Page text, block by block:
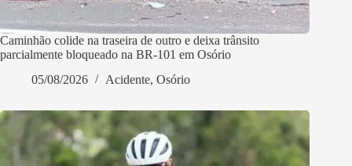
Caminhão colide na traseira de outro e deixa trânsito
parcialmente bloqueado na BR-101 em Osório
05/08/2026
Acidente, Osório